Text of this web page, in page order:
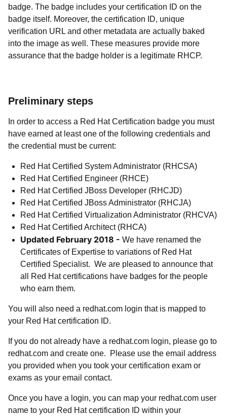
badge. The badge includes your certification ID on the
badge itself. Moreover, the certification ID, unique
verification URL and other metadata are actually baked
into the image as well. These measures provide more
assurance that the badge holder is a legitimate RHCP.
Preliminary steps
In order to access a Red Hat Certification badge you must
have earned at least one of the following credentials and
the credential must be current:
Red Hat Certified System Administrator (RHCSA)
Red Hat Certified Engineer (RHCE)
Red Hat Certified JBoss Developer (RHCJD)
Red Hat Certified JBoss Administrator (RHCJA)
Red Hat Certified Virtualization Administrator (RHCVA)
Red Hat Certified Architect (RHCA)
Updated February 2018 - We have renamed the
Certificates of Expertise to variations of Red Hat
Certified Specialist. We are pleased to announce that
all Red Hat certifications have badges for the people
who earn them.
You will also need a redhat.com login that is mapped to
your Red Hat certification ID.
If you do not already have a redhat.com login, please go to
redhat.com and create one. Please use the email address
you provided when you took your certification exam or
exams as your email contact.
Once you have a login, you can map your redhat.com user
name to your Red Hat certification ID within your